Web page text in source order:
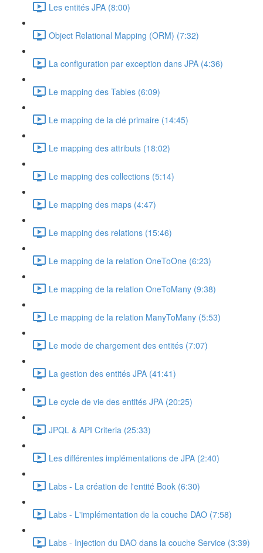
Les entités JPA (8:00)
Object Relational Mapping (ORM) (7:32)
La configuration par exception dans JPA (4:36)
Le mapping des Tables (6:09)
Le mapping de la clé primaire (14:45)
Le mapping des attributs (18:02)
Le mapping des collections (5:14)
Le mapping des maps (4:47)
Le mapping des relations (15:46)
Le mapping de la relation OneToOne (6:23)
Le mapping de la relation OneToMany (9:38)
Le mapping de la relation ManyToMany (5:53)
Le mode de chargement des entités (7:07)
La gestion des entités JPA (41:41)
Le cycle de vie des entités JPA (20:25)
JPQL & API Criteria (25:33)
Les différentes implémentations de JPA (2:40)
Labs - La création de l'entité Book (6:30)
Labs - L'implémentation de la couche DAO (7:58)
Labs - Injection du DAO dans la couche Service (3:39)